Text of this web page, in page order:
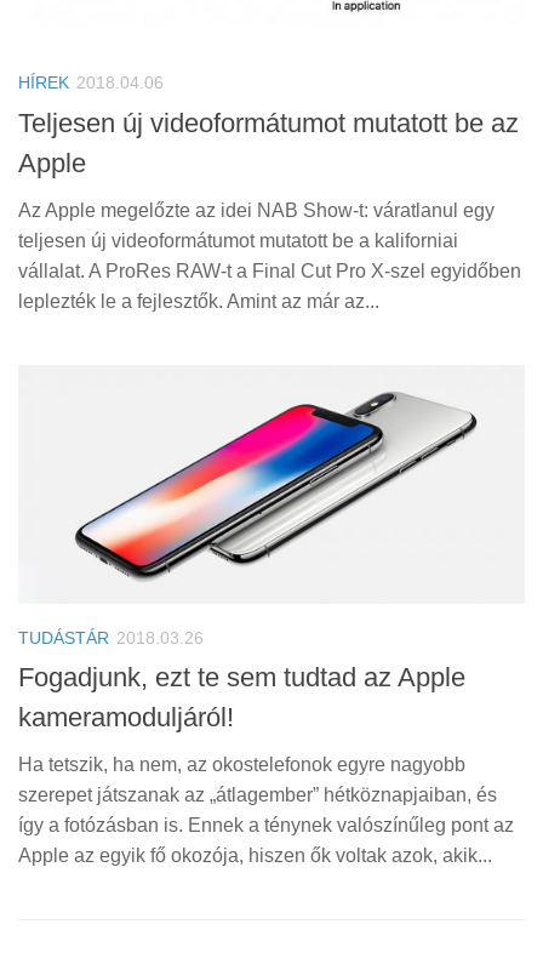
HÍREK 2018.04.06
Teljesen új videoformátumot mutatott be az
Apple
Az Apple megelőzte az idei NAB Show-t: váratlanul egy
teljesen új videoformátumot mutatott be a kaliforniai
vállalat. A ProRes RAW-t a Final Cut Pro X-szel egyidőben
leplezték le a fejlesztők. Amint az már az...
TUDÁSTÁR 2018.03.26
Fogadjunk, ezt te sem tudtad az Apple
kameramoduljáról!
Ha tetszik, ha nem, az okostelefonok egyre nagyobb
szerepet játszanak az „átlagember” hétköznapjaiban, és
így a fotózásban is. Ennek a ténynek valószínűleg pont az
Apple az egyik fő okozója, hiszen ők voltak azok, akik...